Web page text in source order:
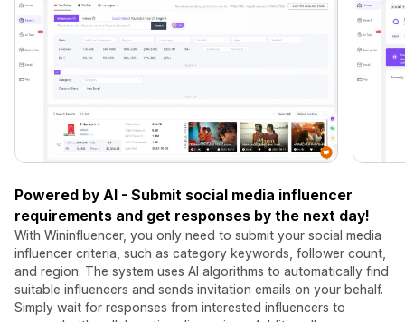
Powered by AI - Submit social media influencer
requirements and get responses by the next day!
With Wininfluencer, you only need to submit your social media
influencer criteria, such as category keywords, follower count,
and region. The system uses AI algorithms to automatically find
suitable influencers and sends invitation emails on your behalf.
Simply wait for responses from interested influencers to